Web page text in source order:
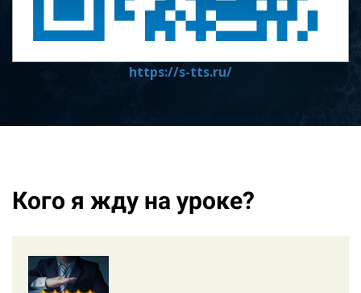
https://s-tts.ru/
Кого я жду на уроке?